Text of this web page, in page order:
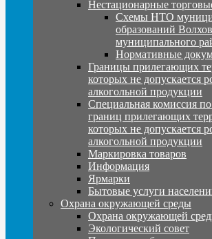
Нестационарные
Схемы НТО
образований
муниципального
Нормативные
Границы прилегающих
которых не допускается
алкогольной продукции
Специальная комиссия
границ прилегающих
которых не допускается
алкогольной продукции
Маркировка товаров
Информация
Ярмарки
Бытовые услуги
Охрана окружающей среды
Охрана окружающей
Экологический совет